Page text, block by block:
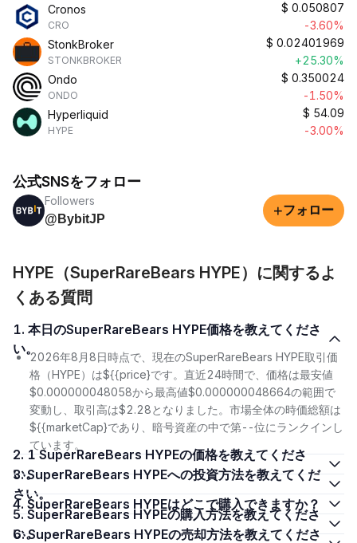
Cronos
CRO
$ 0.050807
-3.60%
StonkBroker
STONKBROKER
$ 0.02401969
+25.30%
Ondo
ONDO
$ 0.350024
-1.50%
Hyperliquid
HYPE
$ 54.09
-3.00%
公式SNSをフォロー
Followers
@BybitJP
+フォロー
HYPE（SuperRareBears HYPE）に関するよ
くある質問
1. 本日のSuperRareBears HYPE価格を教えてくださ
い。
2026年8月8日時点で、現在のSuperRareBears HYPE取引価
格（HYPE）は${{price}です。直近24時間で、価格は最安値
$0.000000048058から最高値$0.000000048664の範囲で
変動し、取引高は$2.28となりました。市場全体の時価総額は
${{marketCap}であり、暗号資産の中で第--位にランクインし
ています。
2. 1 SuperRareBears HYPEの価格を教えてくださ
い。
3. SuperRareBears HYPEへの投資方法を教えてくだ
さい。
4. SuperRareBears HYPEはどこで購入できますか？
5. SuperRareBears HYPEの購入方法を教えてくださ
い。
6. SuperRareBears HYPEの売却方法を教えてくださ